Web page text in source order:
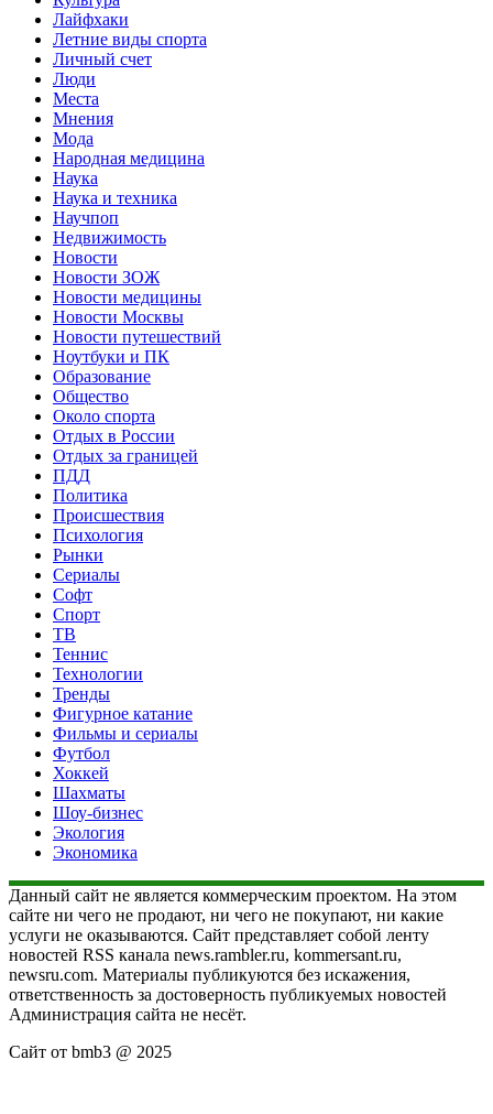
Лайфхаки
Летние виды спорта
Личный счет
Люди
Места
Мнения
Мода
Народная медицина
Наука
Наука и техника
Научпоп
Недвижимость
Новости
Новости ЗОЖ
Новости медицины
Новости Москвы
Новости путешествий
Ноутбуки и ПК
Образование
Общество
Около спорта
Отдых в России
Отдых за границей
ПДД
Политика
Происшествия
Психология
Рынки
Сериалы
Софт
Спорт
ТВ
Теннис
Технологии
Тренды
Фигурное катание
Фильмы и сериалы
Футбол
Хоккей
Шахматы
Шоу-бизнес
Экология
Экономика
Данный сайт не является коммерческим проектом. На этом
сайте ни чего не продают, ни чего не покупают, ни какие
услуги не оказываются. Сайт представляет собой ленту
новостей RSS канала news.rambler.ru, kommersant.ru,
newsru.com. Материалы публикуются без искажения,
ответственность за достоверность публикуемых новостей
Администрация сайта не несёт.
Сайт от bmb3 @ 2025